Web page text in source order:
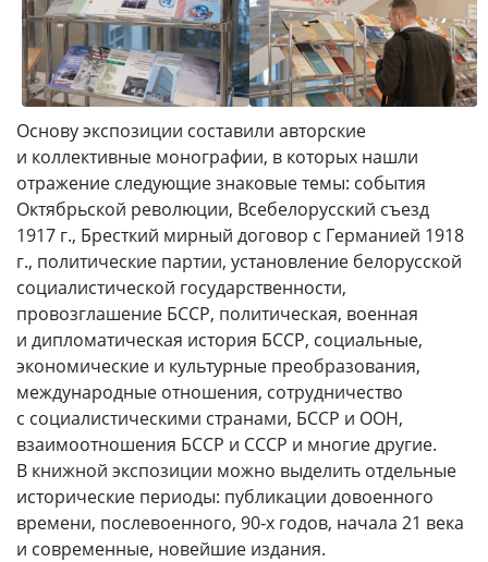
Основу экспозиции составили авторские
и коллективные монографии, в которых нашли
отражение следующие знаковые темы: события
Октябрьской революции, Всебелорусский съезд
1917 г., Бресткий мирный договор с Германией 1918
г., политические партии, установление белорусской
социалистической государственности,
провозглашение БССР, политическая, военная
и дипломатическая история БССР, социальные,
экономические и культурные преобразования,
международные отношения, сотрудничество
с социалистическими странами, БССР и ООН,
взаимоотношения БССР и СССР и многие другие.
В книжной экспозиции можно выделить отдельные
исторические периоды: публикации довоенного
времени, послевоенного, 90‑х годов, начала 21 века
и современные, новейшие издания.